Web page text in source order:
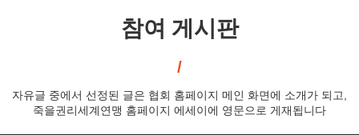
참여 게시판
자유글 중에서 선정된 글은 협회 홈페이지 메인 화면에 소개가 되고,
죽을권리세계연맹 홈페이지 에세이에 영문으로 게재됩니다